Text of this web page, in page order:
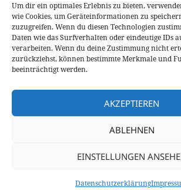
Um dir ein optimales Erlebnis zu bieten,
wie Cookies, um Geräteinformationen zu
zuzugreifen. Wenn du diesen Technologien
Daten wie das Surfverhalten oder eindeutige IDs
verarbeiten. Wenn du deine Zustimmung nicht
zurückziehst, können bestimmte Merkmale und
beeinträchtigt werden.
AKZEPTIEREN
ABLEHNEN
EINSTELLUNGEN
Datenschutzerklärung
Die Kommentare sind geschlossen.
Beitragsnavigation
VORHERIGER
Vorheriger
Beitrag:
Schon gefahren: Audi A1
TFSI Cylinder on Demand
THP 165: Leistungsspritze für
Datenschutzerklärung Stolz präsentiert von